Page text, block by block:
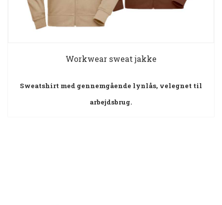
Workwear sweat jakke
Sweatshirt med gennemgående lynlås, velegnet til
arbejdsbrug.